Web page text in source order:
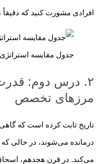
افرادی مشورت کنید که
جدول مقایسه استراتژی
۲. درس دوم:
مرزهای تخصص
تاریخ ثابت کرده است که
درمانده می‌شوند، در حالی که
می‌کند. در قرن هجدهم، اسحاق